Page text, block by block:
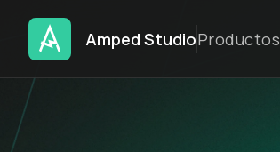
Amped StudioProductos